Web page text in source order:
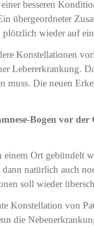
besseren
übergeordneter
wieder auf
Konstellationen
Lebererkrankung.
muss. Die neuen
Bogen vor
einem Ort gebündelt
natürlich auch
soll wieder
Konstellation von
die